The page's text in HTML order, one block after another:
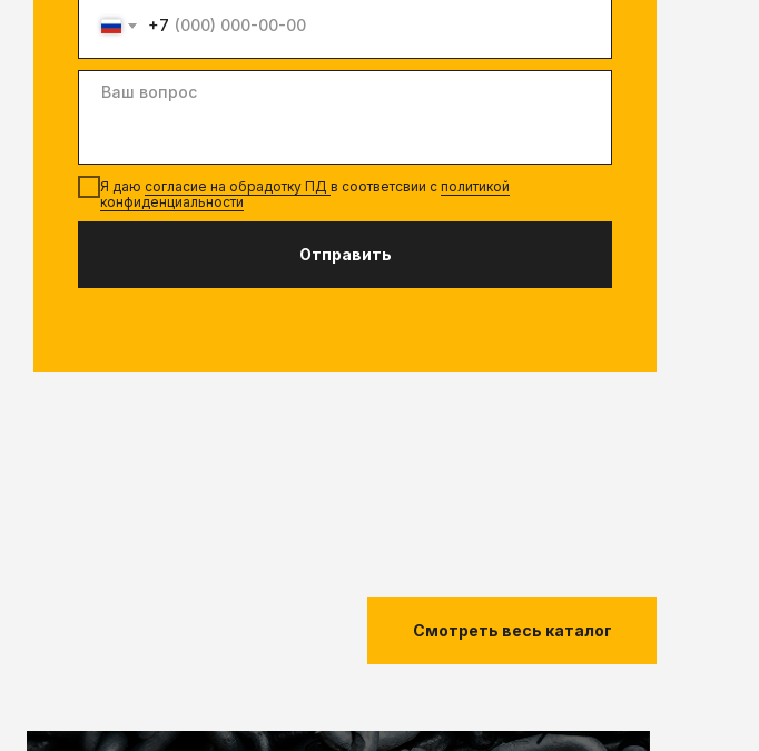
+7
Я даю согласие на обрадотку ПД в соответсвии с политикой
конфиденциальности
Отправить
Смотреть весь каталог